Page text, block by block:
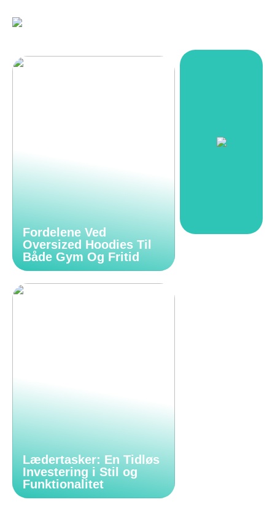
Fordelene Ved
Oversized Hoodies Til
Både Gym Og Fritid
Lædertasker: En Tidløs
Investering i Stil og
Funktionalitet